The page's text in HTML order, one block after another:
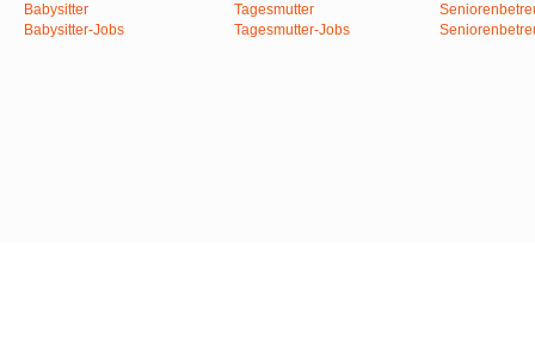
Babysitter
Babysitter-Jobs
Tagesmutter
Tagesmutter-Jobs